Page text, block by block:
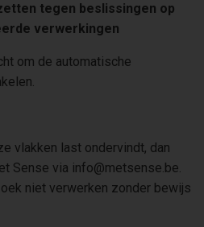
tegen beslissingen op
verwerkingen
om de automatische
vlakken last ondervindt, dan
Sense via info@metsense.be.
niet verwerken zonder bewijs